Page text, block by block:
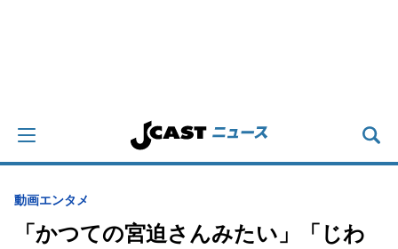
動画エンタメ
「かつての宮迫さんみたい」「じわ